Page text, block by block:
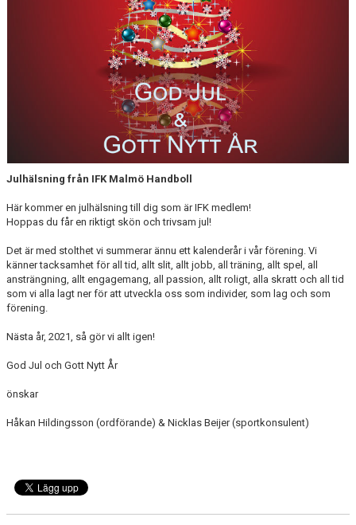
KÖPA TRÄNINGSKORT NORDIC WELLNESS
Julhälsning från IFK Malmö Handboll
Här kommer en julhälsning till dig som är IFK medlem!
Hoppas du får en riktigt skön och trivsam jul!
Det är med stolthet vi summerar ännu ett kalenderår i vår förening. Vi
känner tacksamhet för all tid, allt slit, allt jobb, all träning, allt spel, all
ansträngning, allt engagemang, all passion, allt roligt, alla skratt och all tid
som vi alla lagt ner för att utveckla oss som individer, som lag och som
förening.
Nästa år, 2021, så gör vi allt igen!
God Jul och Gott Nytt År
önskar
Håkan Hildingsson (ordförande) & Nicklas Beijer (sportkonsulent)